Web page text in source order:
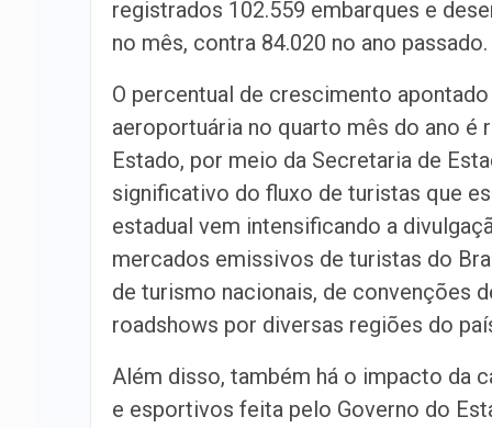
registrados 102.559 embarques e
no mês, contra 84.020 no ano passado.
O percentual de crescimento
aeroportuária no quarto mês do ano é
Estado, por meio da Secretaria de
significativo do fluxo de turistas que
estadual vem intensificando a
mercados emissivos de turistas do
de turismo nacionais, de convenções
roadshows por diversas regiões do
Além disso, também há o impacto da
e esportivos feita pelo Governo do